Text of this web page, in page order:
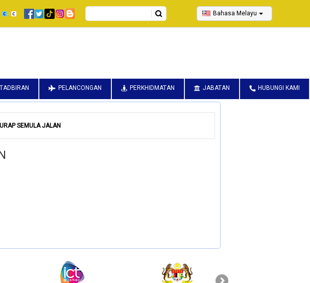
Search Bahasa Melayu
PELANCONGAN PERKHIDMATAN JABATAN HUBUNGI KAMI
SEMULA JALAN
›